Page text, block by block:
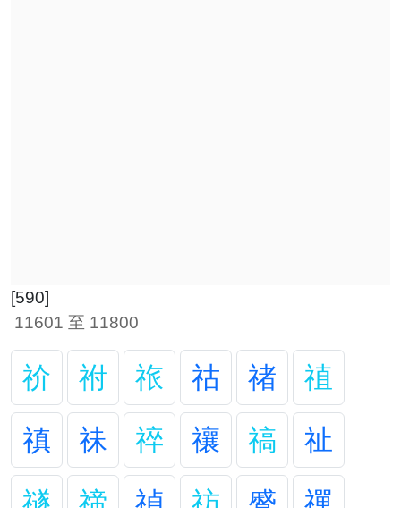
[590]
11601 至 11800
祄 祔 祣 祜 禇
禃
禛
祙 祽 禳 禞
祉